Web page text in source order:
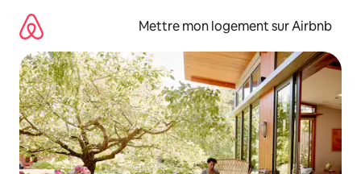
directement
contenu
Mettre mon logement sur Airbnb